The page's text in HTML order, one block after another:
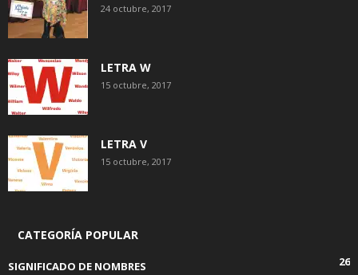
24 octubre, 2017
LETRA W
15 octubre, 2017
LETRA V
15 octubre, 2017
CATEGORÍA POPULAR
SIGNIFICADO DE NOMBRES
26